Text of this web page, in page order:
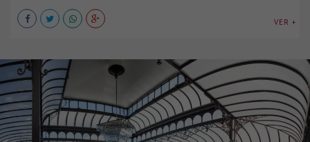
VER +